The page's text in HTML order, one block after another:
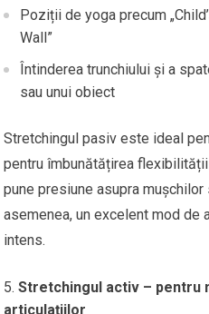
Poziții de yoga precum
Wall”
Întinderea trunchiului și a
sau unui obiect
Stretchingul pasiv este ideal
pentru îmbunătățirea
pune presiune asupra
asemenea, un excelent mod
intens.
Stretchingul activ – pentru
articulațiilor